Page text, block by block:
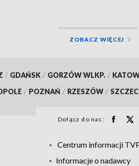
ZOBACZ WIĘCEJ
/ GDAŃSK / GORZÓW WLKP. /
/ POZNAŃ / RZESZÓW /
Dołącz do nas:
Centrum informacji
Informacje o nadawcy